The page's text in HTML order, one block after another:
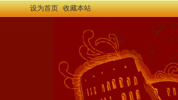
设为首页 收藏本站